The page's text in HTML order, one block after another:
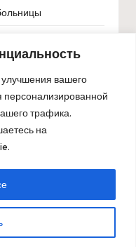
вашего
персонализированной
трафика.
на
на один
Европы в
перерыва
rights reserved.